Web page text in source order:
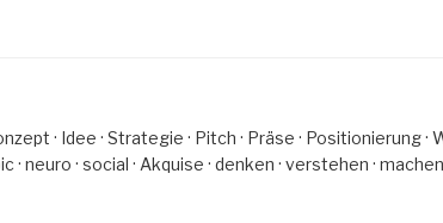
· Idee · Stra­te­gie · Pitch · Präse · Po­si­tio­nie­rung ·
· neuro · so­cial · Ak­quise · den­ken · ver­ste­hen · machen